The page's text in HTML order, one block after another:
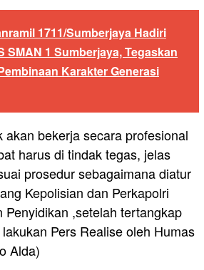
1711/Sumberjaya Hadiri
SMAN 1 Sumberjaya, Tegaskan
Karakter Generasi
akan bekerja secara profesional
harus di tindak tegas, jelas
prosedur sebagaimana diatur
Kepolisian dan Perkapolri
Penyidikan ,setelah tertangkap
Pers Realise oleh Humas
Alda)